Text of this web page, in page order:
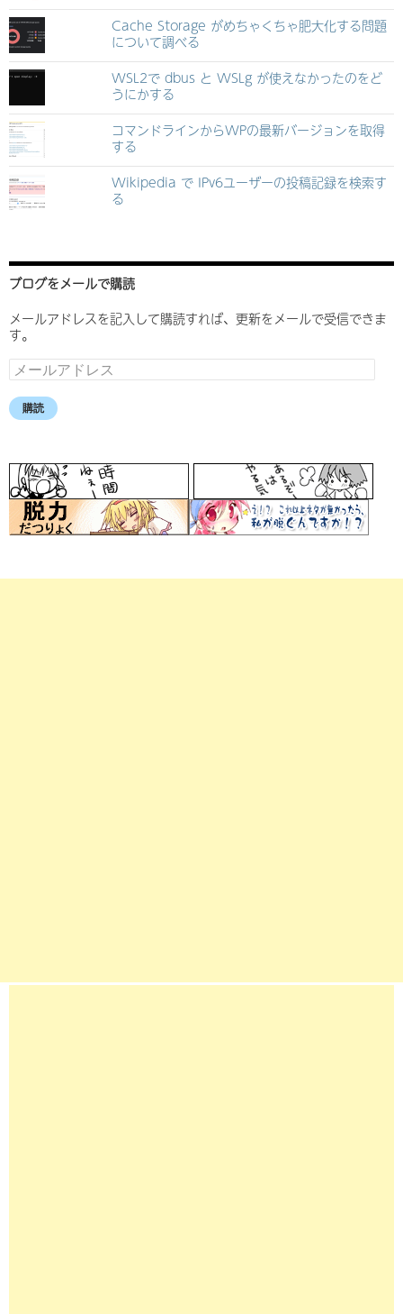
Cache Storage がめちゃくちゃ肥大化する問題
について調べる
WSL2で dbus と WSLg が使えなかったのをど
うにかする
コマンドラインからWPの最新バージョンを取得
する
Wikipedia で IPv6ユーザーの投稿記録を検索す
る
ブログをメールで購読
メールアドレスを記入して購読すれば、更新をメールで受信できま
す。
メ
ー
ル
ア
ス
購読